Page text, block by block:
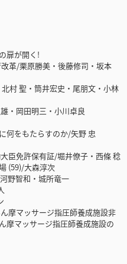
扉が開く!
/栗原勝美・後藤修司・坂本
村 聖・筒井宏史・尾朋文・小林
・岡田明三・小川卓良
何をもたらすのか/矢野 忠
臣免許保有証/堀井僚子・西條 稔
(59)/大森淳次
野智和・城所竜一
マッサージ指圧師養成施設非
摩マッサージ指圧師養成施設の